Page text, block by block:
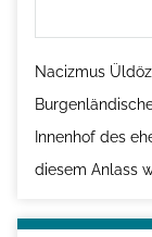
Nacizmus
Innenhof des
diesem Anlass